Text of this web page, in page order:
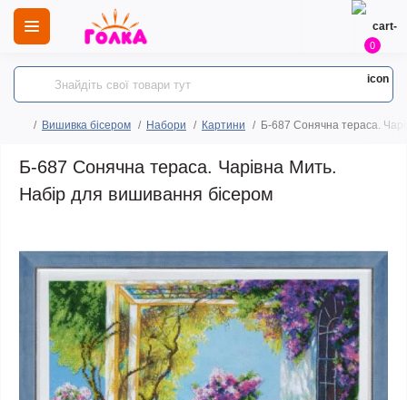
0
Вишивка бісером Набори Картини Б-687 Сонячна тераса.
Б-687 Сонячна тераса. Чарівна Мить.
Набір для вишивання бісером